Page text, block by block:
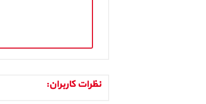
نظرات کاربران: